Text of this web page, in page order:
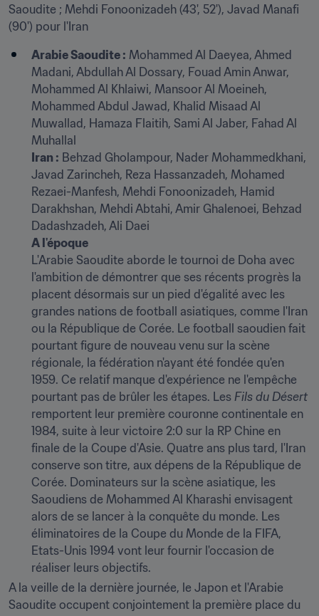
Saoudite ; Mehdi Fonoonizadeh (43', 52'), Javad Manafi
(90') pour l'Iran
Arabie Saoudite : Mohammed Al Daeyea, Ahmed
Madani, Abdullah Al Dossary, Fouad Amin Anwar,
Mohammed Al Khlaiwi, Mansoor Al Moeineh,
Mohammed Abdul Jawad, Khalid Misaad Al
Muwallad, Hamaza Flaitih, Sami Al Jaber, Fahad Al
Muhallal
Iran : Behzad Gholampour, Nader Mohammedkhani,
Javad Zarincheh, Reza Hassanzadeh, Mohamed
Rezaei-Manfesh, Mehdi Fonoonizadeh, Hamid
Darakhshan, Mehdi Abtahi, Amir Ghalenoei, Behzad
Dadashzadeh, Ali Daei
A l'époque
L'Arabie Saoudite aborde le tournoi de Doha avec
l'ambition de démontrer que ses récents progrès la
placent désormais sur un pied d'égalité avec les
grandes nations de football asiatiques, comme l'Iran
ou la République de Corée. Le football saoudien fait
pourtant figure de nouveau venu sur la scène
régionale, la fédération n'ayant été fondée qu'en
1959. Ce relatif manque d'expérience ne l'empêche
pourtant pas de brûler les étapes. Les Fils du Désert
remportent leur première couronne continentale en
1984, suite à leur victoire 2:0 sur la RP Chine en
finale de la Coupe d'Asie. Quatre ans plus tard, l'Iran
conserve son titre, aux dépens de la République de
Corée. Dominateurs sur la scène asiatique, les
Saoudiens de Mohammed Al Kharashi envisagent
alors de se lancer à la conquête du monde. Les
éliminatoires de la Coupe du Monde de la FIFA,
Etats-Unis 1994 vont leur fournir l'occasion de
réaliser leurs objectifs.
A la veille de la dernière journée, le Japon et l'Arabie
Saoudite occupent conjointement la première place du